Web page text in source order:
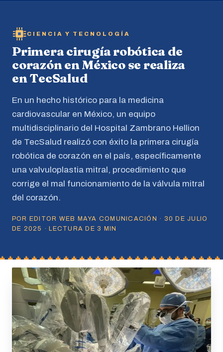
CIENCIA Y TECNOLOGÍA
Primera cirugía robótica de
corazón en México se realiza
en TecSalud
En un hecho histórico para la medicina
cardiovascular en México, un equipo
multidisciplinario del Hospital Zambrano Hellion
de TecSalud realizó con éxito la primera cirugía
robótica de corazón en el país, específicamente
una valvuloplastia mitral, procedimiento que
corrige el mal funcionamiento de la válvula mitral
del corazón.
POR EDITOR WEB MAYA COMUNICACIÓN · 30 DE JULIO
DE 2025 · LECTURA DE 3 MIN